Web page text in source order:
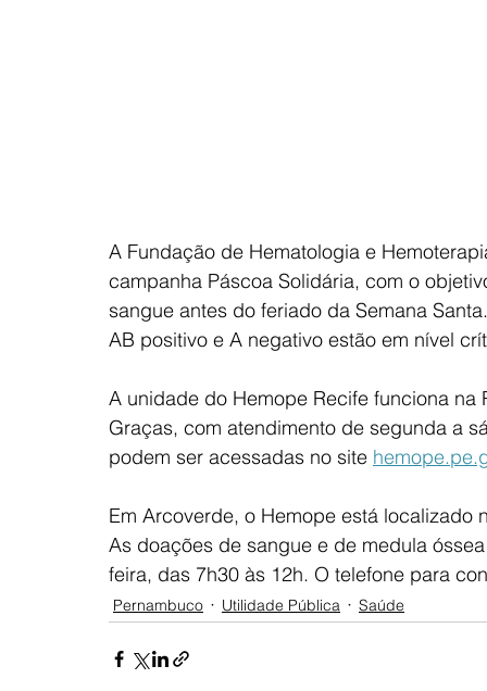
A Fundação de Hematologia e
campanha Páscoa Solidária, com o
sangue antes do feriado da Semana
AB positivo e A negativo estão em nível
A unidade do Hemope Recife funciona na
Graças, com atendimento de segunda a
podem ser acessadas no site
Em Arcoverde, o Hemope está localizado
As doações de sangue e de medula
feira, das 7h30 às 12h. O telefone para
Pernambuco Utilidade Pública Saúde